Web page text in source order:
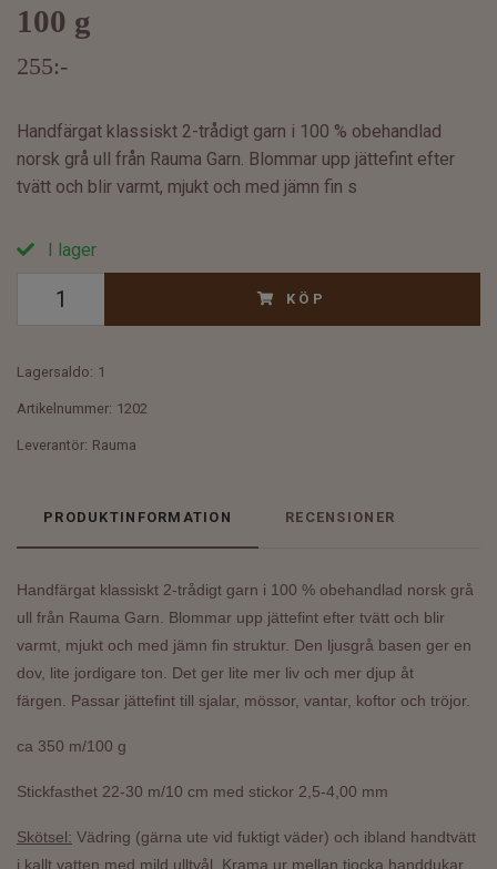
100 g
255:-
Handfärgat klassiskt 2-trådigt garn i 100 % obehandlad
norsk grå ull från Rauma Garn. Blommar upp jättefint efter
tvätt och blir varmt, mjukt och med jämn fin s
I lager
KÖP
Lagersaldo: 1
Artikelnummer: 1202
Leverantör: Rauma
PRODUKTINFORMATION RECENSIONER
Handfärgat klassiskt 2-trådigt garn i 100 % obehandlad norsk grå
ull från Rauma Garn. Blommar upp jättefint efter tvätt och blir
varmt, mjukt och med jämn fin struktur. Den ljusgrå basen ger en
dov, lite jordigare ton. Det ger lite mer liv och mer djup åt
färgen. Passar jättefint till sjalar, mössor, vantar, koftor och tröjor.
ca 350 m/100 g
Stickfasthet 22-30 m/10 cm med stickor 2,5-4,00 mm
Skötsel: Vädring (gärna ute vid fuktigt väder) och ibland handtvätt
i kallt vatten med mild ulltvål. Krama ur mellan tjocka handdukar.